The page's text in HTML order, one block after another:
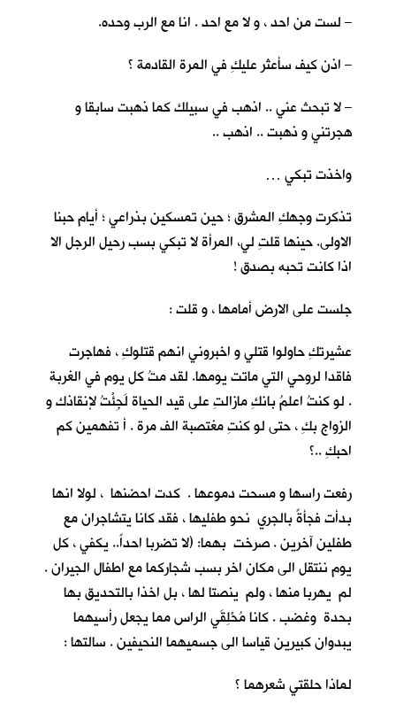
– لست من احد ، و لا مع احد . انا مع الرب وحده.
– اذن كيف سأعثر عليكِ في المرة القادمة ؟
– لا تبحث عني .. اذهب في سبيلك كما ذهبت سابقا و
هجرتني و ذهبت .. اذهب ..
واخذت تبكي …
تذكرت وجهكِ المشرق ؛ حين تمسكين بذراعي ؛ أيام حبنا
الاولى. حينها قلتِ لي، المرأة لا تبكي بسب رحيل الرجل الا
اذا كانت تحبه بصدق !
جلست على الارض أمامها ، و قلت :
عشيرتكِ حاولوا قتلي و اخبروني انهم قتلوكِ ، فهاجرت
فاقدا لروحي التي ماتت يومها. لقد متُ كل يوم في الغربة
. لو كنتُ اعلمُ بانكِ مازالتِ على قيد الحياة لَجِئْتُ لإنقاذك و
الزواج بكِ ، حتى لو كنتِ مغتصبة الف مرة . أ تفهمين كم
احبكِ ..؟
رفعت راسها و مسحت دموعها . كدت احضنها ، لولا انها
بدأت فجأةً بالجري نحو طفليها ، فقد كانا يتشاجران مع
طفلين آخرين . صرخت بهما: (لا تضربا احداً.. يكفي ، كل
يوم ننتقل الى مكان اخر بسب شجاركما مع اطفال الجيران .
لم يهربا منها ، ولم ينصتا لها ، بل اخذا بالتحديق بها
بحدة وغضب . كانا مُحْلِقَي الراس مما يجعل رأسيهما
يبدوان كبيرين قياسا الى جسميهما النحيفين . سالتها :
لماذا حلقتي شعرهما ؟